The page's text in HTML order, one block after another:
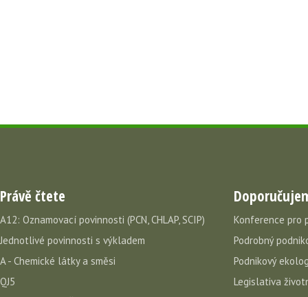
Právě čtete
A12: Oznamovací povinnosti (PCN, CHLAP, SCIP)
Jednotlivé povinnosti s výkladem
A - Chemické látky a směsi
QJ5
Konference pro
Podrobný
Podnikový
Legislativa